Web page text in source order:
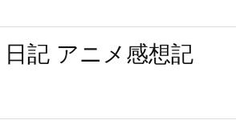
記 アニメ感想記